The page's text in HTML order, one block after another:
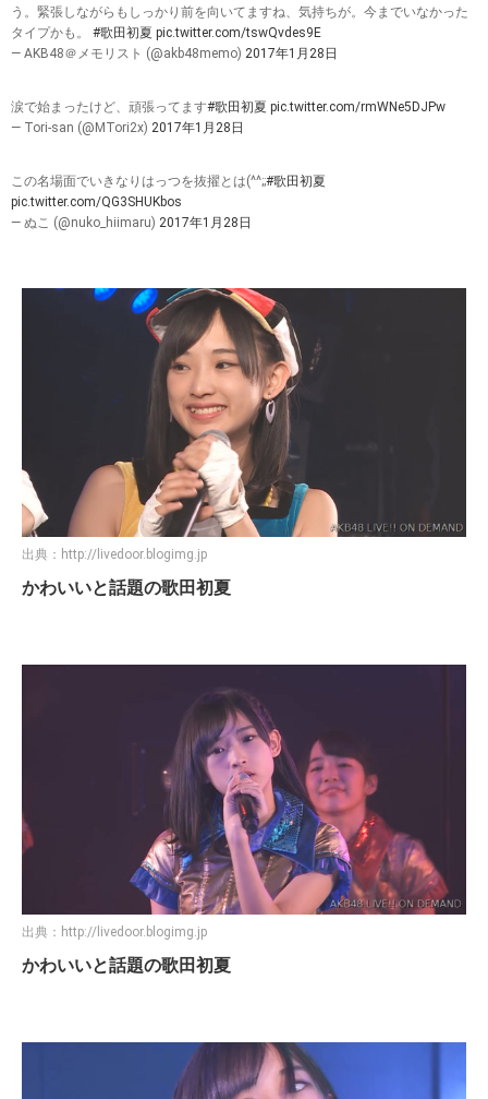
う。緊張しながらもしっかり前を向いてますね、気持ちが。今までいなかった
タイプかも。 #歌田初夏 pic.twitter.com/tswQvdes9E
— AKB48＠メモリスト (@akb48memo) 2017年1月28日
涙で始まったけど、頑張ってます#歌田初夏 pic.twitter.com/rmWNe5DJPw
— Tori-san (@MTori2x) 2017年1月28日
この名場面でいきなりはっつを抜擢とは(^^;;#歌田初夏
pic.twitter.com/QG3SHUKbos
— ぬこ (@nuko_hiimaru) 2017年1月28日
出典： http://livedoor.blogimg.jp
かわいいと話題の歌田初夏
出典： http://livedoor.blogimg.jp
かわいいと話題の歌田初夏